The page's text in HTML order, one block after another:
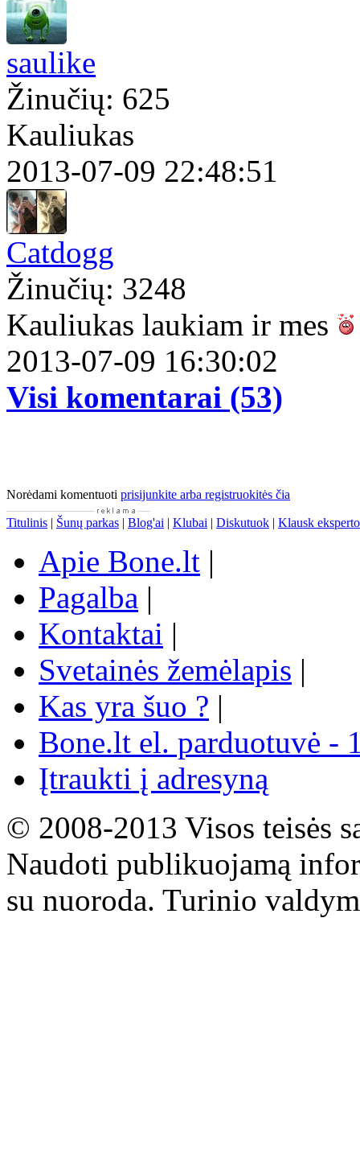
saulike
Žinučių: 625
Kauliukas
2013-07-09 22:48:51
Catdogg
Žinučių: 3248
Kauliukas laukiam ir mes
2013-07-09 16:30:02
Visi komentarai (53)
Norėdami komentuoti prisijunkite arba registruokitės čia
Titulinis | Šunų parkas | Blog'ai | Klubai | Diskutuok | Klausk eksperto
Apie Bone.lt |
Pagalba |
Kontaktai |
Svetainės žemėlapis |
Kas yra šuo ? |
Bone.lt el. parduotuvė -
Įtraukti į adresyną
© 2008-2013 Visos teisės
Naudoti publikuojamą
su nuoroda. Turinio